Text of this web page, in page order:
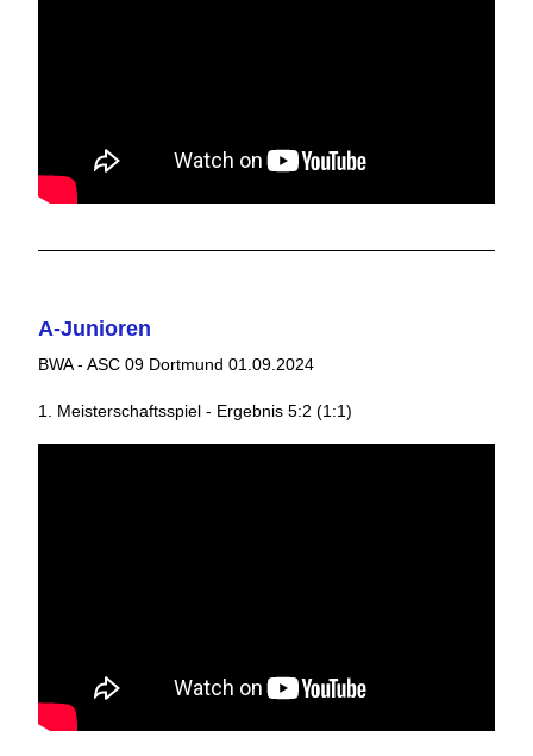
A-Junioren
BWA - ASC 09 Dortmund 01.09.2024
1. Meisterschaftsspiel - Ergebnis 5:2 (1:1)